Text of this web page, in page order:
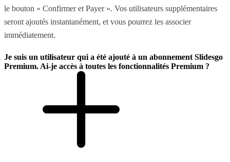
le bouton « Confirmer et Payer ». Vos utilisateurs supplémentaires
seront ajoutés instantanément, et vous pourrez les associer
immédiatement.
Je suis un utilisateur qui a été ajouté à un abonnement Slidesgo
Premium. Ai-je accès à toutes les fonctionnalités Premium ?